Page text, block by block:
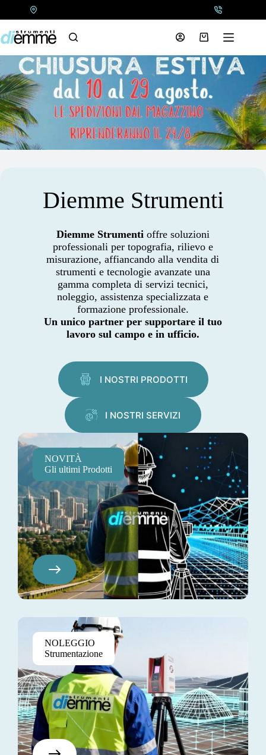
Carrello
Diemme Strumenti
Diemme Strumentioffre soluzioni
professionali per topografia, rilievo e
misurazione, affiancando alla vendita di
strumenti e tecnologie avanzate una
gamma completa di servizi tecnici,
noleggio, assistenza specializzata e
formazione professionale.
Un unico partner per supportare il tuo
lavoro sul campo e in ufficio.
I NOSTRI PRODOTTI
I NOSTRI SERVIZI
NOVITÀ
Gli ultimi Prodotti
Pretium Elite
$130
NOLEGGIO
Strumentazione